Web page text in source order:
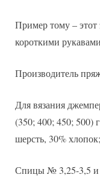
Пример тому –
короткими
Производитель
Для вязания
(350; 400; 450; 500)
шерсть, 30%
Спицы № 3,25-3,5 и